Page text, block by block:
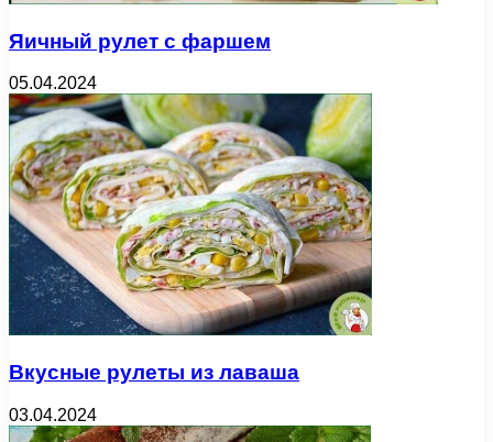
Яичный рулет с фаршем
05.04.2024
Вкусные рулеты из лаваша
03.04.2024